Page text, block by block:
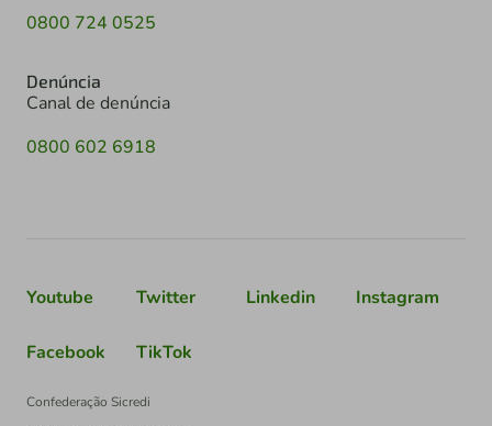
0800 724 0525
Denúncia
Canal de denúncia
0800 602 6918
Youtube Twitter Linkedin Instagram
Facebook TikTok
Confederação Sicredi